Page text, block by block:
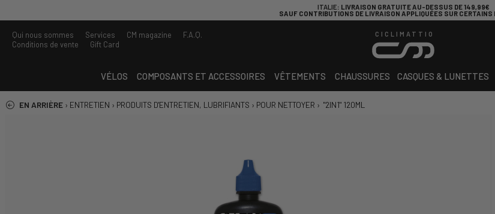
ITALIE: LIVRAISON GRATUITE AU-DESSUS DE 149,99€
SAUF CONTRIBUTIONS DE LIVRAISON APPLIQUÉES SUR CERTAINS
Qui nous sommes Services CM magazine
F.A.Q.
Conditions de vente
Gift Card
CICLIMATTIO
VÉLOS COMPOSANTS ET ACCESSOIRES VÊTEMENTS CHAUSSURES CASQUES & LUNETTES
EN ARRIÈRE › ENTRETIEN › PRODUITS D'ENTRETIEN, LUBRIFIANTS › POUR NETTOYER › "2IN1" 120ML